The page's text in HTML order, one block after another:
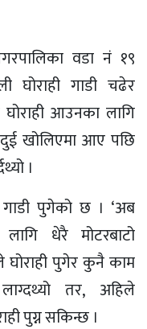
वडा नं १९
घोराही गाडी चढेर
आउनका लागि
खोलिएमा आए पछि
।
पुगेको छ । ‘अब
धेरै मोटरबाटो
घोराही पुगेर कुनै काम
तर, अहिले
पुग्न सकिन्छ ।